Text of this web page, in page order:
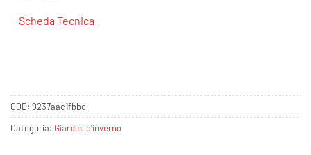
Scheda Tecnica
COD: 9237aac1fbbc
Categoria: Giardini d'inverno